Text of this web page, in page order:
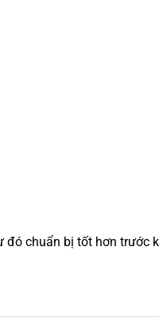
đó chuẩn bị tốt hơn trước